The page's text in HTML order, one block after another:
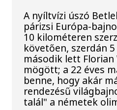
A nyíltvízi úszó
párizsi Európa-
10 kilométeren
követően, szerdán
második lett Florian
mögött; a 22 éves
benne, hogy akár
rendezésű
talál" a németek